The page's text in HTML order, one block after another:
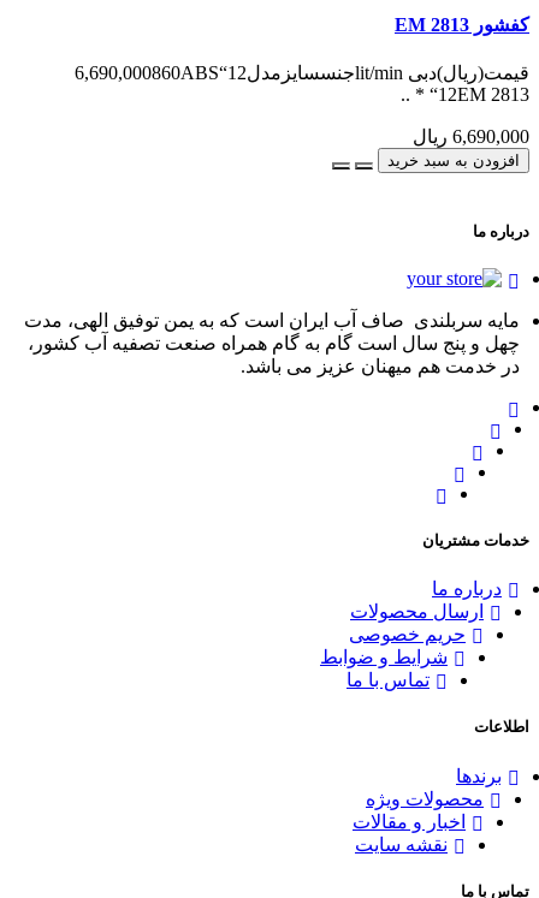
کفشور EM 2813
قیمت(ریال)دبی lit/minجنسسایزمدل6,690,000860ABS“12
* “12EM 2813 ..
6,690,000 ریال
افزودن به سبد خرید
درباره ما
مایه سربلندی صاف آب ایران است که به یمن توفیق الهی، مدت
چهل و پنج سال است گام به گام همراه صنعت تصفیه آب کشور،
در خدمت هم میهنان عزیز می باشد.
خدمات مشتریان
درباره ما
ارسال محصولات
حریم خصوصی
شرایط و ضوابط
تماس با ما
اطلاعات
برندها
محصولات ویژه
اخبار و مقالات
نقشه سایت
تماس با ما